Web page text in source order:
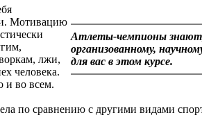
Атлеты-чемпионы
организованному,
для вас в этом курсе.
Мотивацию
лжи,
человека.
и во всем.
по сравнению с другими видами